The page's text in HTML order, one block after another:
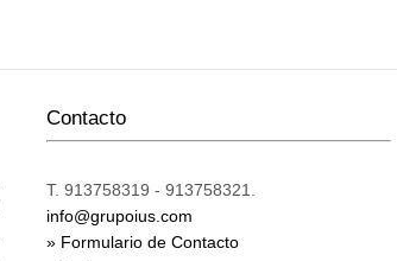
Contacto
T. 913758319 - 913758321.
info@grupoius.com
» Formulario de Contacto